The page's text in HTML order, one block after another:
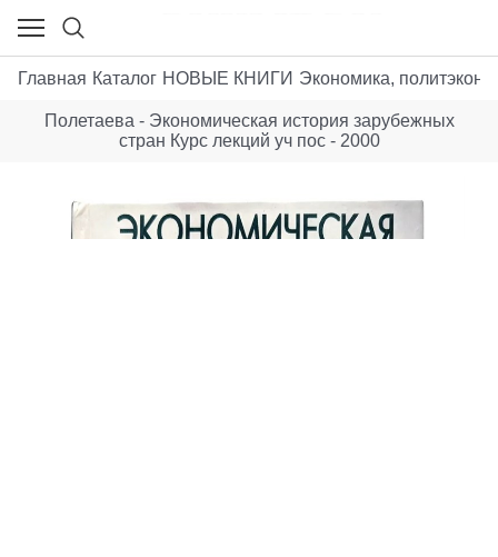
Главная Каталог НОВЫЕ КНИГИ Экономика,
Полетаева - Экономическая история зарубежных
стран Курс лекций уч пос - 2000